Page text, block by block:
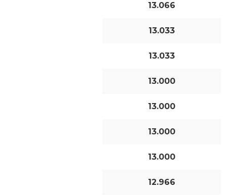
13.066
13.033
13.033
13.000
13.000
13.000
13.000
12.966